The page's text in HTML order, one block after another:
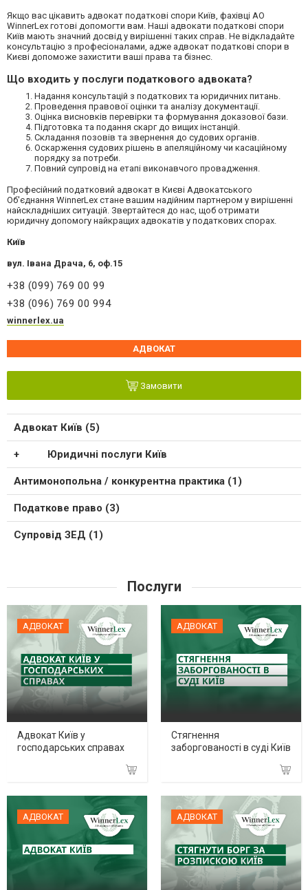
Якщо вас цікавить адвокат податкові спори Київ, фахівці АО
WinnerLex готові допомогти вам. Наші адвокати податкові спори
Київ мають значний досвід у вирішенні таких справ. Не відкладайте
консультацію з професіоналами, адже адвокат податкові спори в
Києві допоможе захистити ваші права та бізнес.
Що входить у послуги податкового адвоката?
Надання консультацій з податкових та юридичних питань.
Проведення правової оцінки та аналізу документації.
Оцінка висновків перевірки та формування доказової бази.
Підготовка та подання скарг до вищих інстанцій.
Складання позовів та звернення до судових органів.
Оскарження судових рішень в апеляційному чи касаційному
порядку за потреби.
Повний супровід на етапі виконавчого провадження.
Професійний податковий адвокат в Києві Адвокатського
Об'єднання WinnerLex стане вашим надійним партнером у вирішенні
найскладніших ситуацій. Звертайтеся до нас, щоб отримати
юридичну допомогу найкращих адвокатів у податкових спорах.
Київ
вул. Івана Драча, 6, оф.15
+38 (099) 769 00 99
+38 (096) 769 00 994
winnerlex.ua
АДВОКАТ
Замовити
Адвокат Київ (5)
Юридичні послуги Київ
Антимонопольна / конкурентна практика (1)
Податкове право (3)
Супровід ЗЕД (1)
Послуги
АДВОКАТ
Адвокат Київ у
господарських справах
АДВОКАТ
Стягнення
заборгованості в суді Київ
АДВОКАТ АДВОКАТ